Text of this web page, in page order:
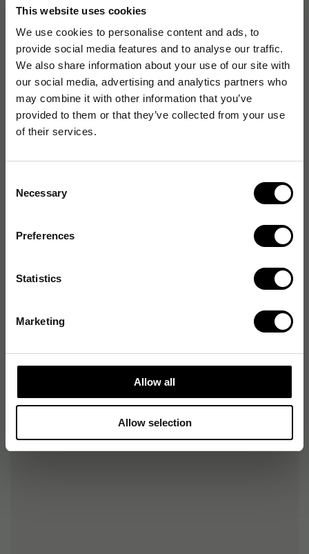
This website uses cookies
We use cookies to personalise content and ads, to
provide social media features and to analyse our traffic.
We also share information about your use of our site with
our social media, advertising and analytics partners who
may combine it with other information that you’ve
provided to them or that they’ve collected from your use
of their services.
Selection
Necessary
Preferences
Statistics
Marketing
Allow all
Allow selection
Artikelnummer: 857110
Originalnummer: DAH00.06.00507
EAN: 4007885005072
Produktspecifikationer
Material
Produktfunktion